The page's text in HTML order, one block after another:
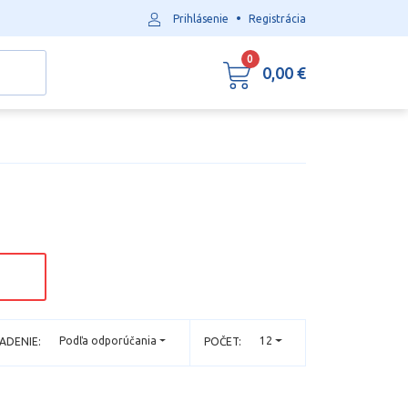
POČET: 12
Podľa odporúčania
Prihlásenie • Registrácia
0
0,00 €